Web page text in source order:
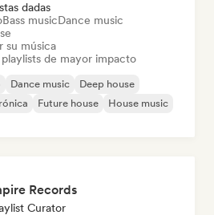
dadas
Bass musicDance music
su música
de mayor impacto
Dance music
Deep house
Future house
House music
Records
Curator